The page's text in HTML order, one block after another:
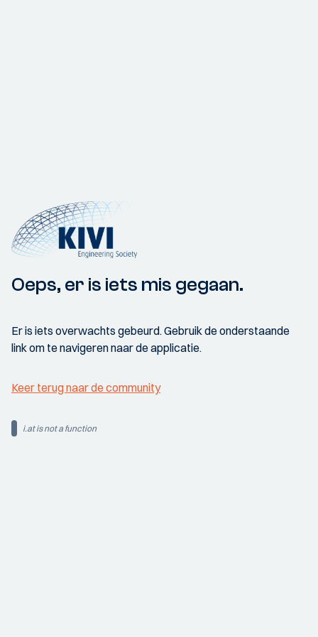
Oeps, er is iets mis gegaan.
Er is iets overwachts gebeurd. Gebruik de onderstaande
link om te navigeren naar de applicatie.
Keer terug naar de community
i.at is not a function